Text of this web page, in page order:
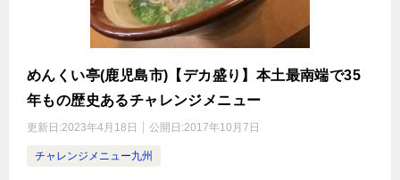
めんくい亭(鹿児島市)【デカ盛り】本土最南端で35
年もの歴史あるチャレンジメニュー
更新日:2023年4月18日 公開日:2017年10月7日
チャレンジメニュー九州